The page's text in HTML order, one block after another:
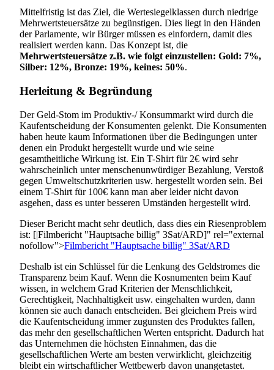
Mittelfristig ist das Ziel, die Wertesiegelklassen durch niedrige
Mehrwertsteuersätze zu begünstigen. Dies liegt in den Händen
der Parlamente, wir Bürger müssen es einfordern, damit dies
realisiert werden kann. Das Konzept ist, die
Mehrwertsteuersätze z.B. wie folgt einzustellen: Gold: 7%,
Silber: 12%, Bronze: 19%, keines: 50%.
Herleitung & Begründung
Der Geld-Stom im Produktiv-/ Konsummarkt wird durch die
Kaufentscheidung der Konsumenten gelenkt. Die Konsumenten
haben heute kaum Informationen über die Bedingungen unter
denen ein Produkt hergestellt wurde und wie seine
gesamtheitliche Wirkung ist. Ein T-Shirt für 2€ wird sehr
wahrscheinlich unter menschenunwürdiger Bezahlung, Verstoß
gegen Umweltschutzkriterien usw. hergestellt worden sein. Bei
einem T-Shirt für 100€ kann man aber leider nicht davon
asgehen, dass es unter besseren Umständen hergestellt wird.
Dieser Bericht macht sehr deutlich, dass dies ein Riesenproblem
ist: [|Filmbericht "Hauptsache billig" 3Sat/ARD]" rel="external
nofollow">Filmbericht "Hauptsache billig" 3Sat/ARD
Deshalb ist ein Schlüssel für die Lenkung des Geldstromes die
Transparenz beim Kauf. Wenn die Kosnumenten beim Kauf
wissen, in welchem Grad Kriterien der Menschlichkeit,
Gerechtigkeit, Nachhaltigkeit usw. eingehalten wurden, dann
können sie auch danach entscheiden. Bei gleichem Preis wird
die Kaufentscheidung immer zugunsten des Produktes fallen,
das mehr den gesellschaftlichen Werten entspricht. Dadurch hat
das Unternehmen die höchsten Einnahmen, das die
gesellschaftlichen Werte am besten verwirklicht, gleichzeitig
bleibt ein wirtschaftlicher Wettbewerb davon unangetastet.